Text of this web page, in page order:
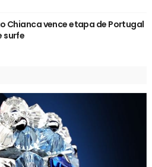
Chianca vence etapa de Portugal
surfe